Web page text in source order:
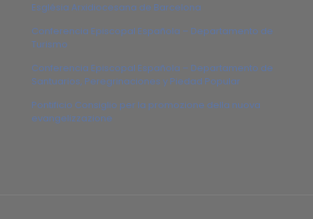
Església Arxidiocesana de Barcelona
Conferencia Episcopal Española – Departamento de
Turismo
Conferencia Episcopal Española – Departamento de
Santuarios, Peregrinaciones y Piedad Popular
Pontificio Consiglio per la promozione della nuova
evangelizzazione